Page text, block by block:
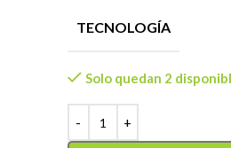
TECNOLOGÍA
Solo quedan 2